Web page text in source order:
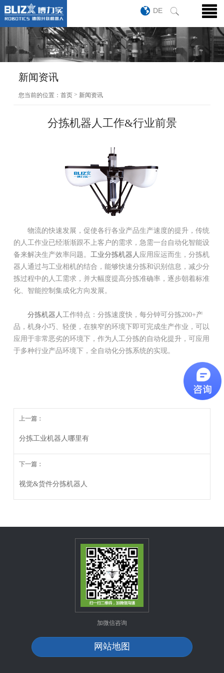
DE
新闻资讯
您当前的位置：首页 > 新闻资讯
分拣机器人工作&行业前景
物流的快速发展，促使各行各业产品生产速度的提升，传统
的人工作业已经渐渐跟不上客户的需求，急需一台自动化智能设
备来解决生产效率问题。 工业分拣机器人 应用应运而生，分拣机
器人通过与工业相机的结合，能够快速分拣和识别信息，减少分
拣过程中的人工需求，并大幅度提高分拣准确率，逐步朝着标准
化、智能控制集成化方向发展。
分拣机器人 工作特点：分拣速度快，每分钟可分拣200+产
品，机身小巧、轻便，在狭窄的环境下即可完成生产作业，可以
应用于非常恶劣的环境下，作为人工分拣的自动化提升，可应用
于多种行业产品环境下，全自动化分拣系统的实现。
上一篇：
分拣工业机器人哪里有
下一篇：
视觉&货件分拣机器人
加微信咨询
网站地图